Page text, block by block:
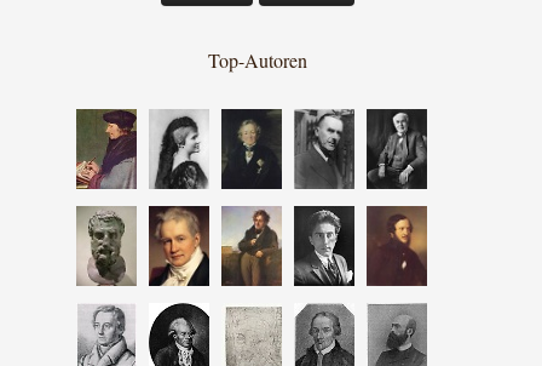
Top-Autoren